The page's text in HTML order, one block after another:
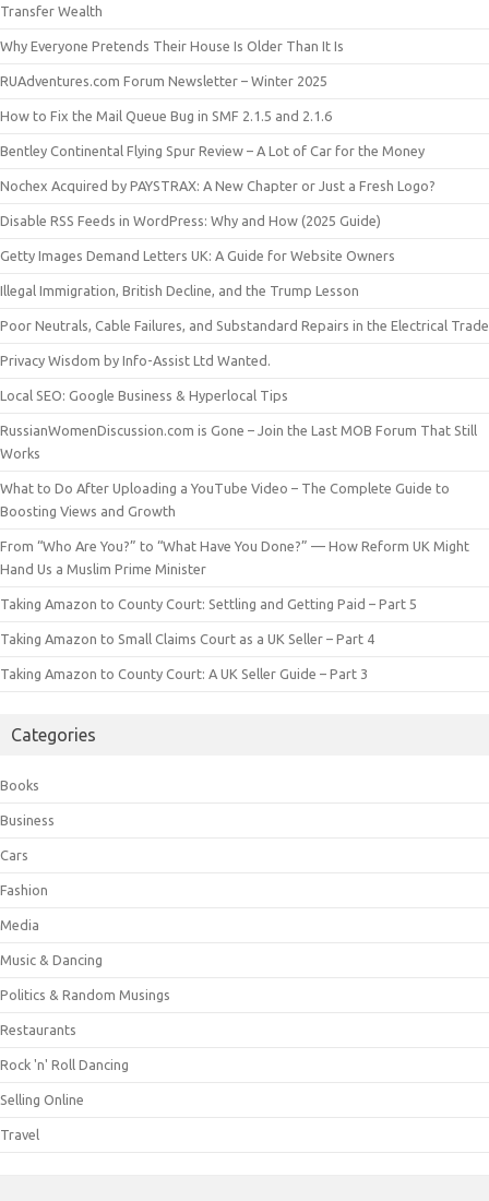
Transfer Wealth
Why Everyone Pretends Their House Is Older Than It Is
RUAdventures.com Forum Newsletter – Winter 2025
How to Fix the Mail Queue Bug in SMF 2.1.5 and 2.1.6
Bentley Continental Flying Spur Review – A Lot of Car for the Money
Nochex Acquired by PAYSTRAX: A New Chapter or Just a Fresh Logo?
Disable RSS Feeds in WordPress: Why and How (2025 Guide)
Getty Images Demand Letters UK: A Guide for Website Owners
Illegal Immigration, British Decline, and the Trump Lesson
Poor Neutrals, Cable Failures, and Substandard Repairs in the Electrical Trade
Privacy Wisdom by Info-Assist Ltd Wanted.
Local SEO: Google Business & Hyperlocal Tips
RussianWomenDiscussion.com is Gone – Join the Last MOB Forum That Still
Works
What to Do After Uploading a YouTube Video – The Complete Guide to
Boosting Views and Growth
From “Who Are You?” to “What Have You Done?” — How Reform UK Might
Hand Us a Muslim Prime Minister
Taking Amazon to County Court: Settling and Getting Paid – Part 5
Taking Amazon to Small Claims Court as a UK Seller – Part 4
Taking Amazon to County Court: A UK Seller Guide – Part 3
Categories
Books
Business
Cars
Fashion
Media
Music & Dancing
Politics & Random Musings
Restaurants
Rock 'n' Roll Dancing
Selling Online
Travel